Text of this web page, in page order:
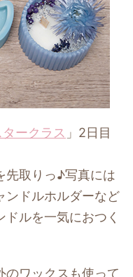
ークラス 」2日目
先取りっ♪写真には
ンドルホルダーなど
ルを一気におつく
のワックスも使って